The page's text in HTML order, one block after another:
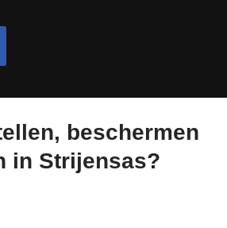
beschermen
in Strijensas?